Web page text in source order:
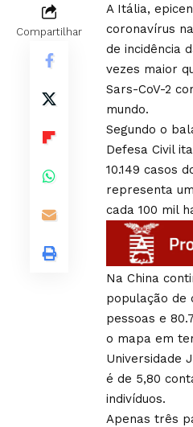
Compartilhar
A Itália,
coronavírus
de incidência
vezes maior
Sars-CoV-2
mundo.
Segundo o
Defesa Civil
10.149 casos
representa
cada 100 mil
Na China
população de
pessoas e
o mapa em
Universidade
é de 5,80
indivíduos.
Apenas três